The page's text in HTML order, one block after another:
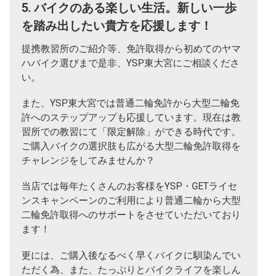
5. バイクのある楽しい生活。新しい一歩
を踏み出したい貴方を応援します！
提携教習所のご紹介等、免許取得から初めてのヤマ
ハバイク選びまで是非、YSP東大宮にご相談くださ
い。
また、YSP東大宮では普通二輪免許から大型二輪免
許へのステップアップも応援しています。現在は教
習所での教習にて「限定解除」ができる時代です。
ご購入バイクの選択肢も広がる大型二輪免許取得を
チャレンジをしてみませんか？
当店では毎年たくさんのお客様をYSP・GETライセ
ンスキャンペーンのご利用により普通二輪から大型
二輪免許取得へのサポートをさせていただいており
ます！
更には、ご購入後なるべく早くバイクに馴染んでい
ただく為、また、たっぷりとバイクライフを楽しん